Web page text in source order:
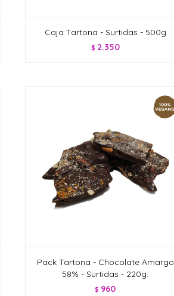
Caja Tartona - Surtidas - 500g
$ 2.350
Pack Tartona - Chocolate Amargo
58% - Surtidas - 220g.
$ 960